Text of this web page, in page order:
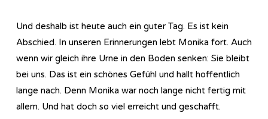
Und deshalb ist heute auch ein guter Tag. Es ist kein
Abschied. In unseren Erinnerungen lebt Monika fort. Auch
wenn wir gleich ihre Urne in den Boden senken: Sie bleibt
bei uns. Das ist ein schönes Gefühl und hallt hoffentlich
lange nach. Denn Monika war noch lange nicht fertig mit
allem. Und hat doch so viel erreicht und geschafft.